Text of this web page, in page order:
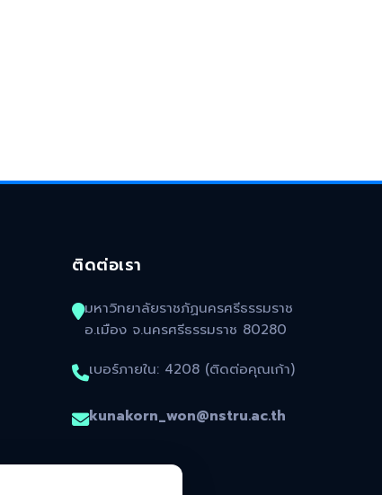
ติดต่อเรา
มหาวิทยาลัยราชภัฏนครศรีธรรมราช
อ.เมือง จ.นครศรีธรรมราช 80280
เบอร์ภายใน: 4208 (ติดต่อคุณเก้า)
kunakorn_won@nstru.ac.th